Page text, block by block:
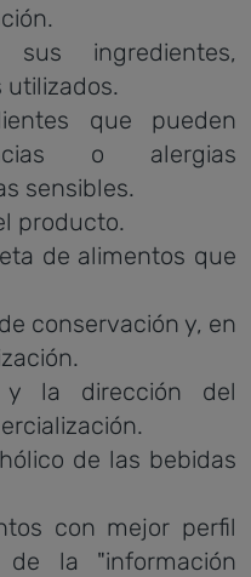
ingredientes,
que pueden
o alergias
sensibles.
producto.
de alimentos que
conservación y, en
y la dirección del
de las bebidas
con mejor perfil
la "información